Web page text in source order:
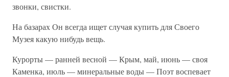
звонки, свистки.
На базарах Он всегда ищет случая купить для Своего
Музея какую нибудь вещь.
Курорты — ранней весной — Крым, май, июнь — своя
Каменка, июль — минеральные воды — Поэт воспевает